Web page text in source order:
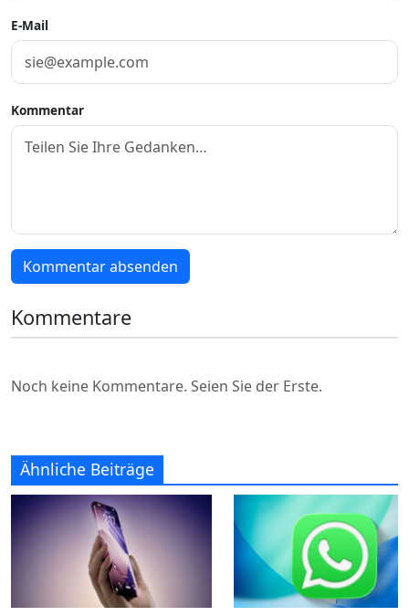
E-Mail
Kommentar
Kommentar absenden
Kommentare
Noch keine Kommentare. Seien Sie der Erste.
Ähnliche Beiträge